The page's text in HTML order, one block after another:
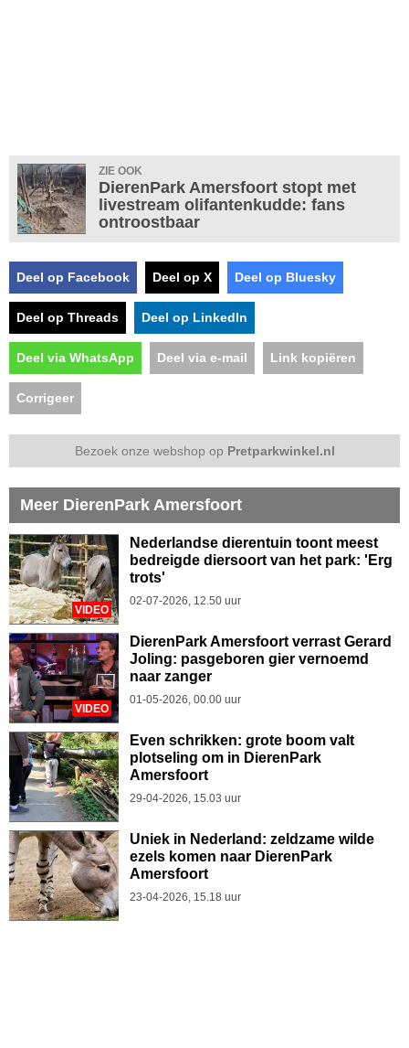
ZIE OOK
DierenPark Amersfoort stopt met
livestream olifantenkudde: fans
ontroostbaar
Deel op Facebook Deel op X Deel op Bluesky
Deel op Threads Deel op LinkedIn
Deel via WhatsApp Deel via e-mail Link kopiëren
Corrigeer
Bezoek onze webshop op Pretparkwinkel.nl
Meer DierenPark Amersfoort
VIDEO
Nederlandse dierentuin toont meest
bedreigde diersoort van het park: 'Erg
trots'
02-07-2026, 12.50 uur
VIDEO
DierenPark Amersfoort verrast Gerard
Joling: pasgeboren gier vernoemd
naar zanger
01-05-2026, 00.00 uur
Even schrikken: grote boom valt
plotseling om in DierenPark
Amersfoort
29-04-2026, 15.03 uur
Uniek in Nederland: zeldzame wilde
ezels komen naar DierenPark
Amersfoort
23-04-2026, 15.18 uur